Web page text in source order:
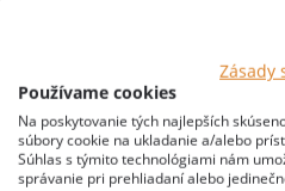
Zásady
Používame cookies
Na poskytovanie tých najlepších
súbory cookie na ukladanie a/alebo
Súhlas s týmito technológiami nám
správanie pri prehliadaní alebo